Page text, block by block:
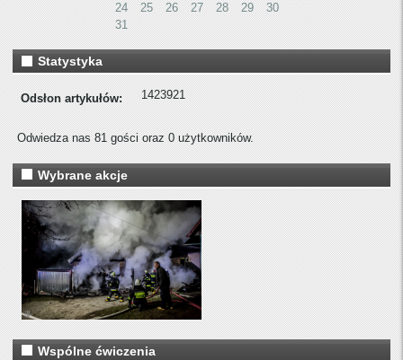
24
25 26 27 28 29
30
31
Statystyka
Odsłon artykułów: 1423921
Odwiedza nas 81 gości oraz 0 użytkowników.
Wybrane akcje
Wspólne ćwiczenia